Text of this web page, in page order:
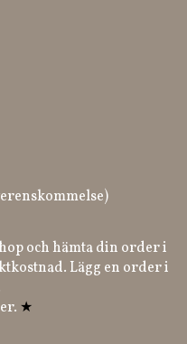
och hämta din order i
Lägg en order i
★